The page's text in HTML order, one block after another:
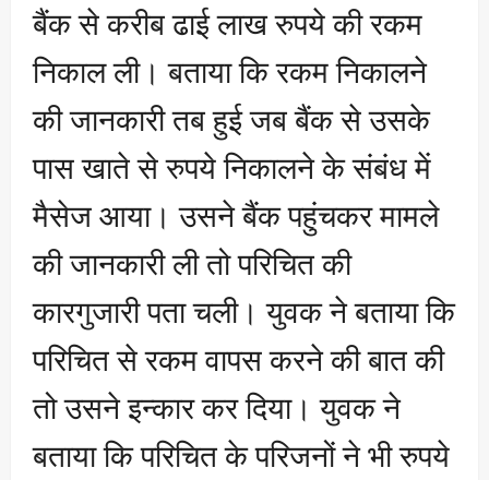
बैंक से करीब ढाई लाख रुपये की रकम
निकाल ली। बताया कि रकम निकालने
की जानकारी तब हुई जब बैंक से उसके
पास खाते से रुपये निकालने के संबंध में
मैसेज आया। उसने बैंक पहुंचकर मामले
की जानकारी ली तो परिचित की
कारगुजारी पता चली। युवक ने बताया कि
परिचित से रकम वापस करने की बात की
तो उसने इन्कार कर दिया। युवक ने
बताया कि परिचित के परिजनों ने भी रुपये